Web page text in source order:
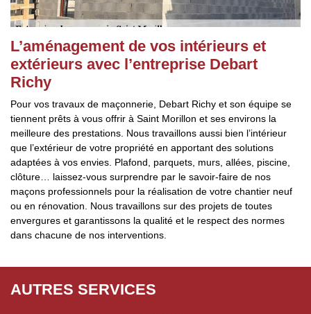
L’aménagement de vos intérieurs et
extérieurs avec l’entreprise Debart
Richy
Pour vos travaux de maçonnerie, Debart Richy et son équipe se
tiennent prêts à vous offrir à Saint Morillon et ses environs la
meilleure des prestations. Nous travaillons aussi bien l’intérieur
que l’extérieur de votre propriété en apportant des solutions
adaptées à vos envies. Plafond, parquets, murs, allées, piscine,
clôture… laissez-vous surprendre par le savoir-faire de nos
maçons professionnels pour la réalisation de votre chantier neuf
ou en rénovation. Nous travaillons sur des projets de toutes
envergures et garantissons la qualité et le respect des normes
dans chacune de nos interventions.
AUTRES SERVICES